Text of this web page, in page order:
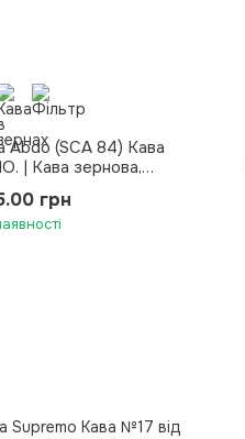
Abdo (SCA 84) Кава
| Кава зернова,
грн